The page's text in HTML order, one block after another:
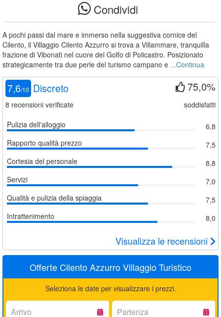
Condividi
A pochi passi dal mare e immerso nella suggestiva cornice del
Cilento, il Villaggio Cilento Azzurro si trova a Villammare, tranquilla
frazione di Vibonati nel cuore del Golfo di Policastro. Posizionato
strategicamente tra due perle del turismo campano e ...Continua
7,6/10 Discreto
8 recensioni verificate
75,0%
soddisfatti
Pulizia dell'alloggio
6,8
Rapporto qualità prezzo
7,5
Cortesia del personale
8,8
Servizi
7,0
Qualità e pulizia della spiaggia
7,5
Intrattenimento
8,0
Visualizza le recensioni
Offerte Cilento Azzurro Villaggio Turistico
Seleziona le date per visualizzare i prezzi.
Arrivo:
Partenza: